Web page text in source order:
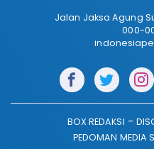
Jalan Jaksa Agung
000-
BOX REDAKSI
PEDOMAN MEDIA